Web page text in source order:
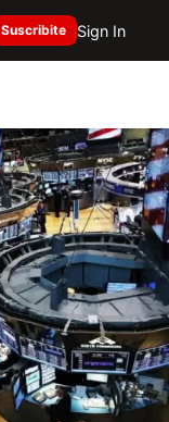
Suscribite Sign In